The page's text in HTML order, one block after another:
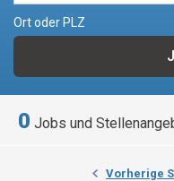
Ort oder PLZ
0 Jobs und
Vorherige